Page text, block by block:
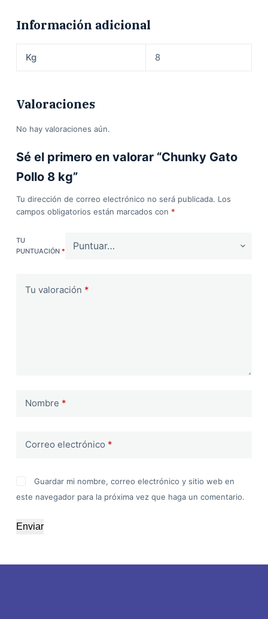
Información adicional
Kg 8
Valoraciones
No hay valoraciones aún.
Sé el primero en valorar “Chunky Gato
Pollo 8 kg”
Tu dirección de correo electrónico no será publicada. Los
campos obligatorios están marcados con *
TU
PUNTUACIÓN *
Tu valoración *
Nombre *
Correo electrónico *
Guardar mi nombre, correo electrónico y sitio web en
este navegador para la próxima vez que haga un comentario.
Enviar